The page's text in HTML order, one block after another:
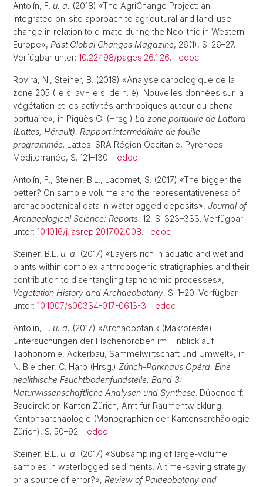
Antolín, F. u. a. (2018) «The AgriChange Project: an
integrated on-site approach to agricultural and land-use
change in relation to climate during the Neolithic in Western
Europe», Past Global Changes Magazine, 26(1), S. 26–27.
Verfügbar unter: 10.22498/pages.26.1.26. edoc
Rovira, N., Steiner, B. (2018) «Analyse carpologique de la
zone 205 (IIe s. av.-IIe s. de n. è): Nouvelles données sur la
végétation et les activités anthropiques autour du chenal
portuaire», in Piquès G. (Hrsg.) La zone portuaire de Lattara
(Lattes, Hérault). Rapport intermédiaire de fouille
programmée. Lattes: SRA Région Occitanie, Pyrénées
Méditerranée, S. 121–130. edoc
Antolín, F., Steiner, B.L., Jacomet, S. (2017) «The bigger the
better? On sample volume and the representativeness of
archaeobotanical data in waterlogged deposits», Journal of
Archaeological Science: Reports, 12, S. 323–333. Verfügbar
unter: 10.1016/j.jasrep.2017.02.008. edoc
Steiner, B.L. u. a. (2017) «Layers rich in aquatic and wetland
plants within complex anthropogenic stratigraphies and their
contribution to disentangling taphonomic processes»,
Vegetation History and Archaeobotany, S. 1–20. Verfügbar
unter: 10.1007/s00334-017-0613-3. edoc
Antolin, F. u. a. (2017) «Archäobotanik (Makroreste):
Untersuchungen der Flächenproben im Hinblick auf
Taphonomie, Ackerbau, Sammelwirtschaft und Umwelt», in
N. Bleicher, C. Harb (Hrsg.) Zürich-Parkhaus Opéra. Eine
neolithische Feuchtbodenfundstelle. Band 3:
Naturwissenschaftliche Analysen und Synthese. Dübendorf:
Baudirektion Kanton Zürich, Amt für Raumentwicklung,
Kantonsarchäologie (Monographien der Kantonsarchäologie
Zürich), S. 50–92. edoc
Steiner, B.L. u. a. (2017) «Subsampling of large-volume
samples in waterlogged sediments. A time-saving strategy
or a source of error?», Review of Palaeobotany and